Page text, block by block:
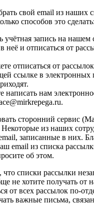
свой email из наших
способов это сделать:
учётная запись на нашем
неё и отписаться от
отписаться от
ссылке в электронных
нам
сторонний сервис
из наших
записанные в них.
email из списка
об этом.
списки рассылки
не хотите получать от
от всех рассылок по-
важные письма,